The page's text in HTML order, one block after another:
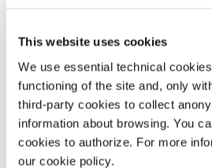
This website uses cookies
We use essential technical
functioning of the site and, only
third-party cookies to collect
information about browsing. You
cookies to authorize. For more
our cookie policy.